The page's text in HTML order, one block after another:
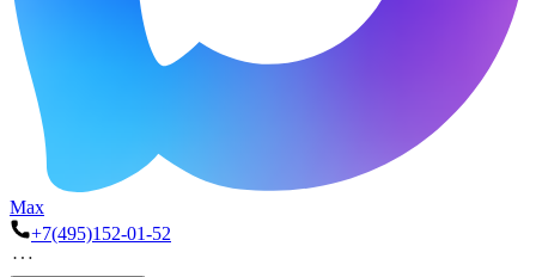
Max
+7(495)152-01-52